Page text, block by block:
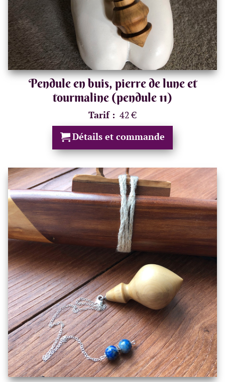
Pendule en buis, pierre de lune et
tourmaline (pendule 11)
Tarif : 42 €
Détails et commande